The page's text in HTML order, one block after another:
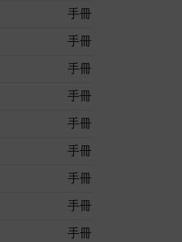
手冊
手冊
手冊
手冊
手冊
手冊
手冊
手冊
手冊